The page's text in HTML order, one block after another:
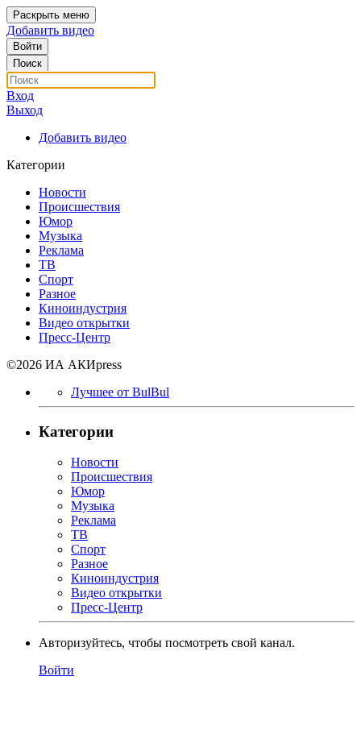
Раскрыть меню
Добавить видео
Войти
Поиск
Вход
Выход
Добавить видео
Категории
Новости
Происшествия
Юмор
Музыка
Реклама
ТВ
Спорт
Разное
Киноиндустрия
Видео открытки
Пресс-Центр
©2026 ИА АКИpress
Лучшее от BulBul
Категории
Новости
Происшествия
Юмор
Музыка
Реклама
ТВ
Спорт
Разное
Киноиндустрия
Видео открытки
Пресс-Центр
Авторизуйтесь, чтобы посмотреть свой канал.
Войти